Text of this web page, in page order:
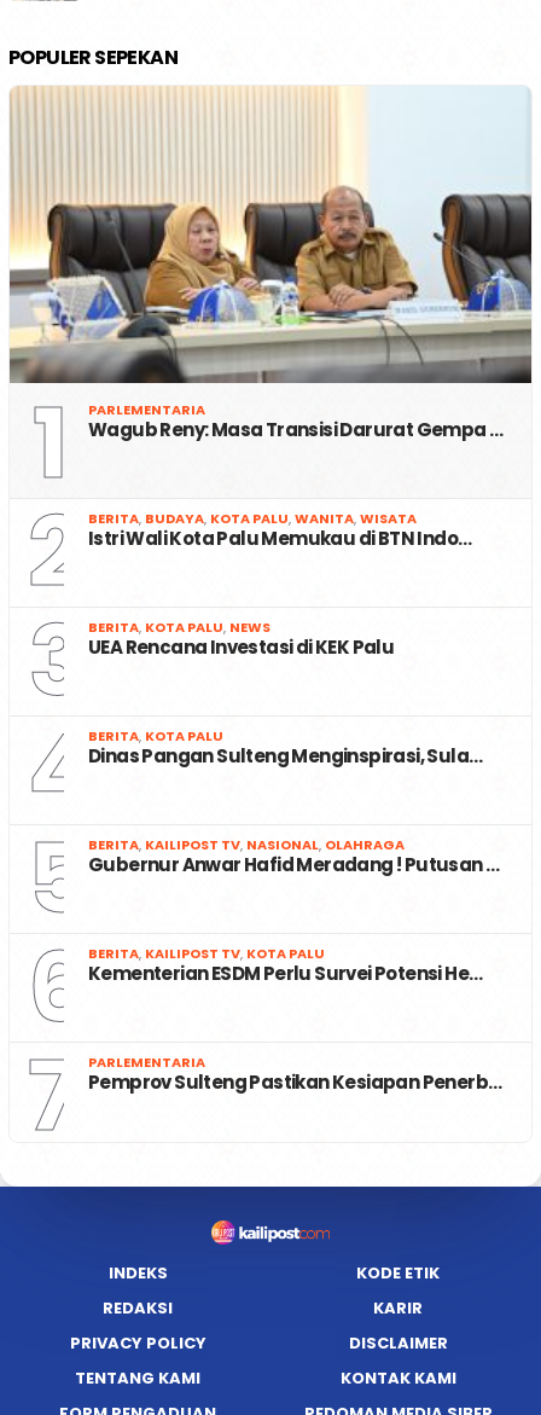
POPULER SEPEKAN
1 PARLEMENTARIA
Wagub Reny: Masa Transisi Darurat Gempa …
2 BERITA, BUDAYA, KOTA PALU,WANITA,WISATA
Istri Wali Kota Palu Memukau di BTN Indo…
3 BERITA, KOTA PALU, NEWS
UEA Rencana Investasi di KEK Palu
4 BERITA, KOTA PALU
Dinas Pangan Sulteng Menginspirasi, Sula…
5 BERITA, KAILIPOST TV, NASIONAL, OLAHRAGA
Gubernur Anwar Hafid Meradang ! Putusan …
6 BERITA, KAILIPOST TV, KOTA PALU
Kementerian ESDM Perlu Survei Potensi He…
7 PARLEMENTARIA
Pemprov Sulteng Pastikan Kesiapan Penerb…
INDEKS
KODE ETIK
REDAKSI
KARIR
PRIVACY POLICY
DISCLAIMER
TENTANG KAMI
KONTAK KAMI